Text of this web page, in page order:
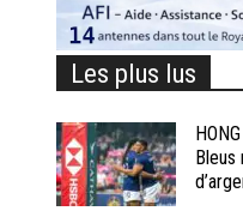
Les plus lus